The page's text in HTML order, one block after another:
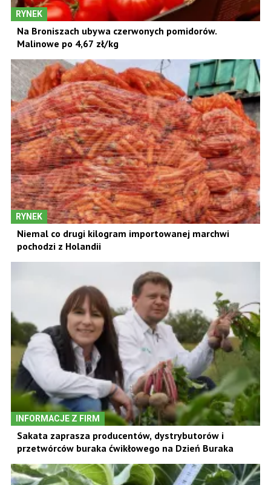
RYNEK
Na Broniszach ubywa czerwonych pomidorów.
Malinowe po 4,67 zł/kg
RYNEK
Niemal co drugi kilogram importowanej marchwi
pochodzi z Holandii
INFORMACJE Z FIRM
Sakata zaprasza producentów, dystrybutorów i
przetwórców buraka ćwikłowego na Dzień Buraka